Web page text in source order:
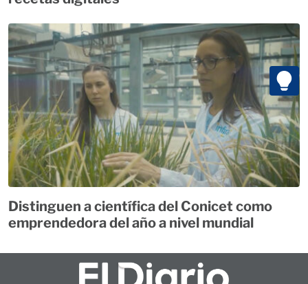
Distinguen a científica del Conicet como
emprendedora del año a nivel mundial